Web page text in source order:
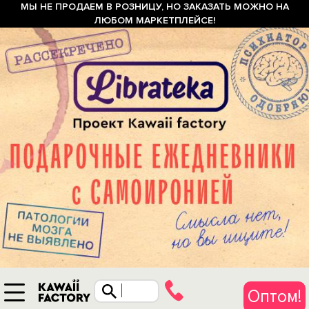
МЫ НЕ ПРОДАЕМ В РОЗНИЦУ, НО ЗАКАЗАТЬ МОЖНО НА
ЛЮБОМ МАРКЕТПЛЕЙСЕ!
Оптом!